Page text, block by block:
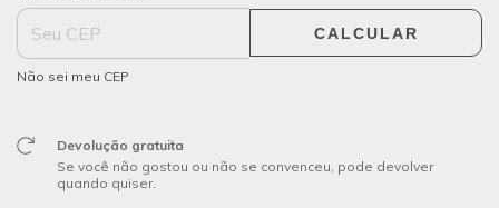
CALCULAR
Não sei meu CEP
Devolução gratuita
Se você não gostou ou não se convenceu, pode devolver
quando quiser.